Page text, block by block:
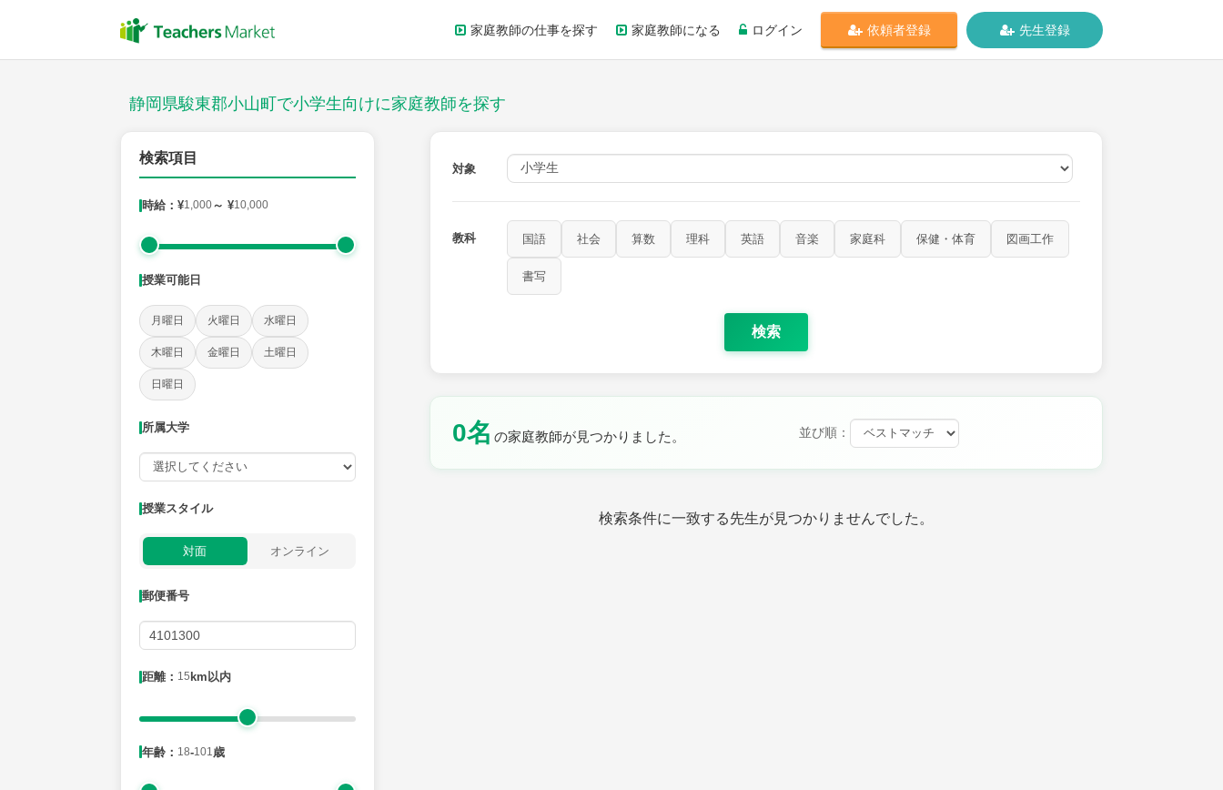
家庭教師の仕事を探す 家庭教師になる ログイン 依頼者登録 先生登録
静岡県駿東郡小山町で小学生向けに家庭教師を探す
検索項目
時給：¥1,000～ ¥10,000
授業可能日
月曜日 火曜日 水曜日
木曜日 金曜日 土曜日
日曜日
所属大学
授業スタイル
対面 オンライン
郵便番号
距離： 15 km以内
年齢： 18-101 歳
対象
教科 国語 社会 算数 理科 英語 音楽 家庭科 保健・体育 図画工作
書写
検索
0名 の家庭教師が見つかりました。 並び順：
検索条件に一致する先生が見つかりませんでした。
授業スタイル
社会 算数 理科
時給：¥1,000 ～ ¥10,000
授業可能日
月曜日 火曜日
距離：15km以内
年齢：18-101歳